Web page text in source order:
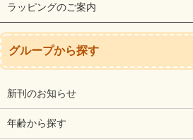
ラッピングのご案内
グループから探す
新刊のお知らせ
年齢から探す